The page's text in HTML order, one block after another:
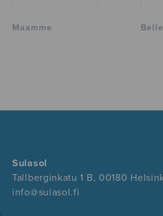
Maamme
Sulasol
Tallberginkatu 1 B, 00180
info@sulasol.fi